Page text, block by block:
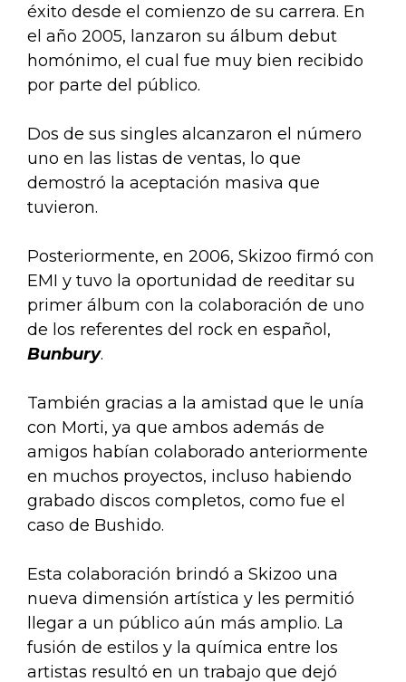
éxito desde el comienzo de su carrera. En
el año 2005, lanzaron su álbum debut
homónimo, el cual fue muy bien recibido
por parte del público.
Dos de sus singles alcanzaron el número
uno en las listas de ventas, lo que
demostró la aceptación masiva que
tuvieron.
Posteriormente, en 2006, Skizoo firmó con
EMI y tuvo la oportunidad de reeditar su
primer álbum con la colaboración de uno
de los referentes del rock en español,
Bunbury.
También gracias a la amistad que le unía
con Morti, ya que ambos además de
amigos habían colaborado anteriormente
en muchos proyectos, incluso habiendo
grabado discos completos, como fue el
caso de Bushido.
Esta colaboración brindó a Skizoo una
nueva dimensión artística y les permitió
llegar a un público aún más amplio. La
fusión de estilos y la química entre los
artistas resultó en un trabajo que dejó